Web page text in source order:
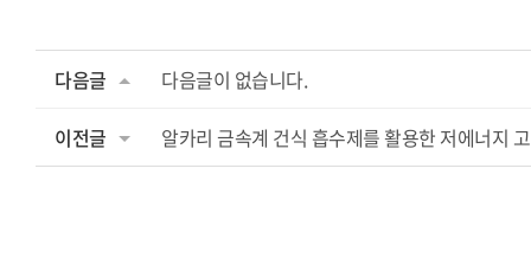
다음글 다음글이 없습니다.
이전글 알카리 금속계 건식 흡수제를 활용한 저에너지